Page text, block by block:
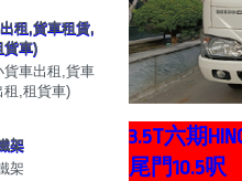
租,貨車租賃,
貨車)
貨車出租,貨車
租,租貨車)
架
架
3.5T六期
尾門10.5呎